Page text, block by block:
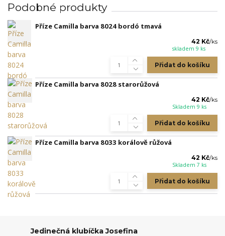
Podobné produkty
Příze Camilla barva 8024 bordó tmavá
42 Kč/ks
skladem 9 ks
Přidat do košíku
Příze Camilla barva 8028 starorůžová
42 Kč/ks
Skladem 9 ks
Přidat do košíku
Příze Camilla barva 8033 korálově růžová
42 Kč/ks
Skladem 7 ks
Přidat do košíku
Jedinečná klubíčka Josefina